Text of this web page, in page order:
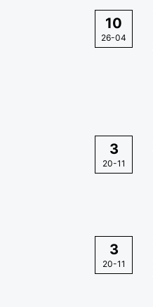
10
26-04
3
20-11
3
20-11